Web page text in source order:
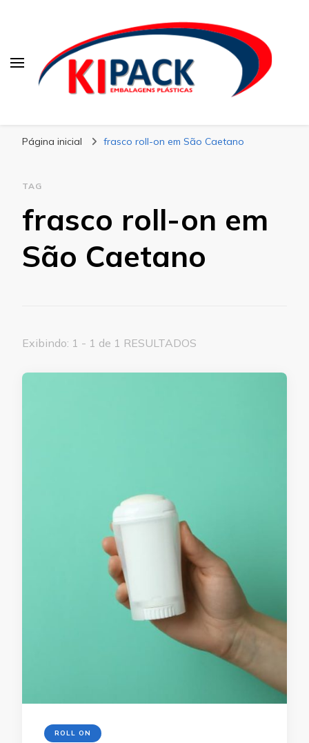
Página inicial frasco roll-on em São Caetano
TAG
frasco roll-on em
São Caetano
Exibindo: 1 - 1 de 1 RESULTADOS
ROLL ON